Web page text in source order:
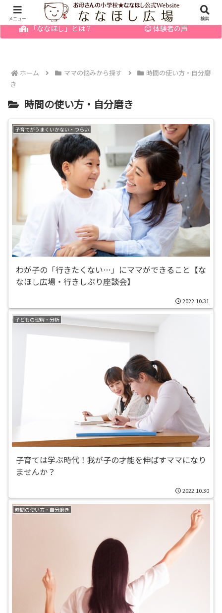
幼児の発達障害・育てにくい子のお悩みを解決
「ななほし」とは？ 体験者の声
ホーム ママの悩みから探す
時間の使い方・自分磨
き
時間の使い方・自分磨き
子育てがうまくいかない・つらい
わが子の「行きたくない…」にママができること【な
なほし広場・行きしぶり座談会】
2022.10.31
子どもの理解・分析
子育ては学ぶ時代！我が子の才能を伸ばすママになり
ませんか？
2022.10.30
時間の使い方・自分磨き
メニュー 検索